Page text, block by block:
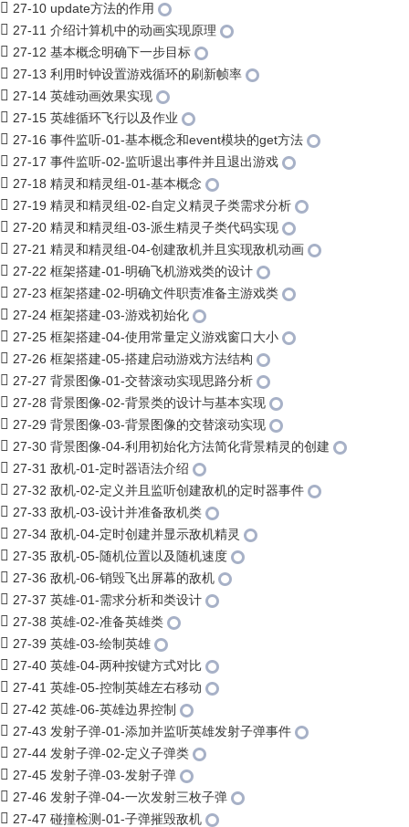
27-10 update方法的作用
27-11 介绍计算机中的动画实现原理
27-12 基本概念明确下一步目标
27-13 利用时钟设置游戏循环的刷新帧率
27-14 英雄动画效果实现
27-15 英雄循环飞行以及作业
27-16 事件监听-01-基本概念和event模块的get方法
27-17 事件监听-02-监听退出事件并且退出游戏
27-18 精灵和精灵组-01-基本概念
27-19 精灵和精灵组-02-自定义精灵子类需求分析
27-20 精灵和精灵组-03-派生精灵子类代码实现
27-21 精灵和精灵组-04-创建敌机并且实现敌机动画
27-22 框架搭建-01-明确飞机游戏类的设计
27-23 框架搭建-02-明确文件职责准备主游戏类
27-24 框架搭建-03-游戏初始化
27-25 框架搭建-04-使用常量定义游戏窗口大小
27-26 框架搭建-05-搭建启动游戏方法结构
27-27 背景图像-01-交替滚动实现思路分析
27-28 背景图像-02-背景类的设计与基本实现
27-29 背景图像-03-背景图像的交替滚动实现
27-30 背景图像-04-利用初始化方法简化背景精灵的创建
27-31 敌机-01-定时器语法介绍
27-32 敌机-02-定义并且监听创建敌机的定时器事件
27-33 敌机-03-设计并准备敌机类
27-34 敌机-04-定时创建并显示敌机精灵
27-35 敌机-05-随机位置以及随机速度
27-36 敌机-06-销毁飞出屏幕的敌机
27-37 英雄-01-需求分析和类设计
27-38 英雄-02-准备英雄类
27-39 英雄-03-绘制英雄
27-40 英雄-04-两种按键方式对比
27-41 英雄-05-控制英雄左右移动
27-42 英雄-06-英雄边界控制
27-43 发射子弹-01-添加并监听英雄发射子弹事件
27-44 发射子弹-02-定义子弹类
27-45 发射子弹-03-发射子弹
27-46 发射子弹-04-一次发射三枚子弹
27-47 碰撞检测-01-子弹摧毁敌机